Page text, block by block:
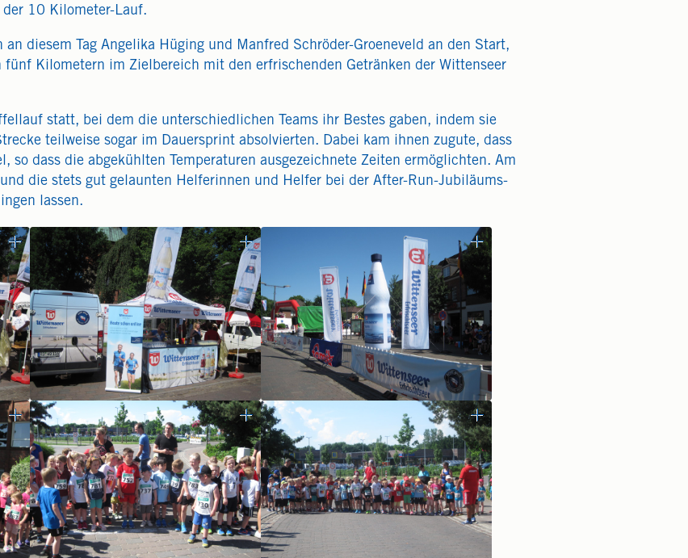
10 Kilometer-Lauf.
an diesem Tag Angelika Hüging und Manfred Schröder-Groeneveld an den Start,
Kilometern im Zielbereich mit den erfrischenden Getränken der Wittenseer
statt, bei dem die unterschiedlichen Teams ihr Bestes gaben, indem sie
teilweise sogar im Dauersprint absolvierten. Dabei kam ihnen zugute, dass
dass die abgekühlten Temperaturen ausgezeichnete Zeiten ermöglichten. Am
die stets gut gelaunten Helferinnen und Helfer bei der After-Run-Jubiläums-
lassen.